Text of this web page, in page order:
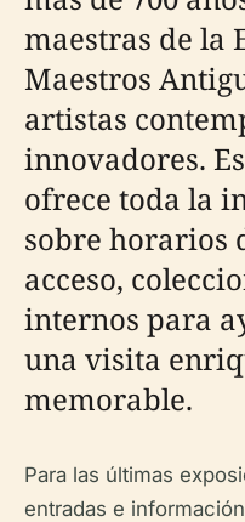
maestras de la
Maestros
artistas
innovadores.
ofrece toda la
sobre horarios
acceso,
internos para
una visita
memorable.
Para las últimas
entradas e